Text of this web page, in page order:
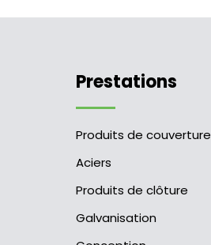
Prestations
Produits de couverture
Aciers
Produits de clôture
Galvanisation